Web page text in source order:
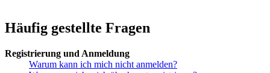
Häufig gestellte Fragen
Registrierung und Anmeldung
Warum kann ich mich nicht anmelden?